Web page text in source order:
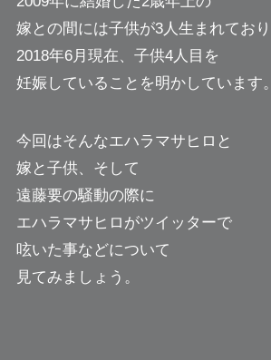
嫁との間には子供が3人生まれており
2018年6月現在、子供4人目を
妊娠していることを明かしています。
今回はそんなエハラマサヒロと
嫁と子供、そして
遠藤要の騒動の際に
エハラマサヒロがツイッターで
呟いた事などについて
見てみましょう。